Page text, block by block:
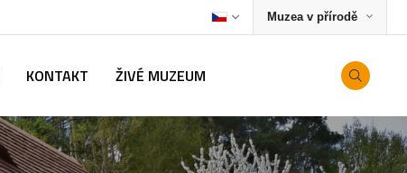
Muzea v přírodě
KONTAKT ŽIVÉ MUZEUM